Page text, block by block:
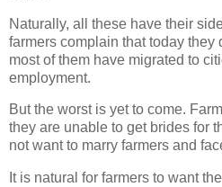
Naturally, all these have their
farmers complain that today they
most of them have migrated to
employment.
But the worst is yet to come.
they are unable to get brides for
not want to marry farmers and
It is natural for farmers to want